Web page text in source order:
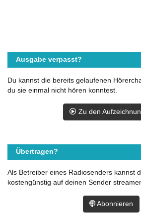
Ausgabe verpasst?
Du kannst die bereits gelaufenen
du sie einmal nicht hören konntest.
Zu den
Übertragen?
Als Betreiber eines Radiosenders kannst
kostengünstig auf deinen Sender
Abonnieren